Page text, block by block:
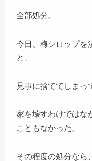
全部処分。
今日、梅シロップを
と、
見事に捨ててしまっ
家を壊すわけではな
こともなかった。
その程度の処分なら